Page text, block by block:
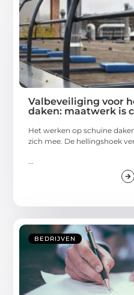
Valbeveiliging voor
daken: maatwerk is
Het werken op schuine
zich mee. De hellingshoek
BEDRIJVEN